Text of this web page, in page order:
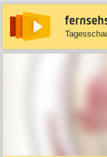
News Entdecken